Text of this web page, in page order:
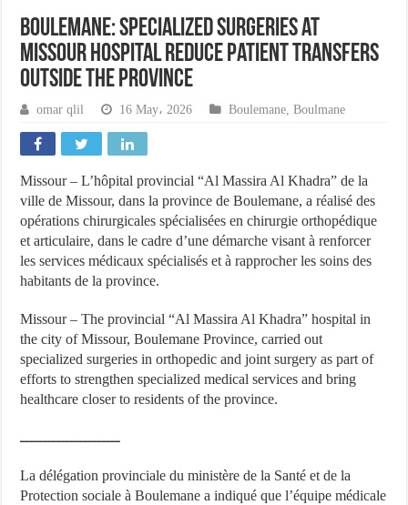
Boulemane: Specialized surgeries at
Missour Hospital reduce patient transfers
outside the province
omar qlil 16 May، 2026 Boulemane ,Boulmane
Missour – L’hôpital provincial “Al Massira Al Khadra” de la
ville de Missour, dans la province de Boulemane, a réalisé des
opérations chirurgicales spécialisées en chirurgie orthopédique
et articulaire, dans le cadre d’une démarche visant à renforcer
les services médicaux spécialisés et à rapprocher les soins des
habitants de la province.
Missour – The provincial “Al Massira Al Khadra” hospital in
the city of Missour, Boulemane Province, carried out
specialized surgeries in orthopedic and joint surgery as part of
efforts to strengthen specialized medical services and bring
healthcare closer to residents of the province.
ــــــــــــــــــــــ
La délégation provinciale du ministère de la Santé et de la
Protection sociale à Boulemane a indiqué que l’équipe médicale